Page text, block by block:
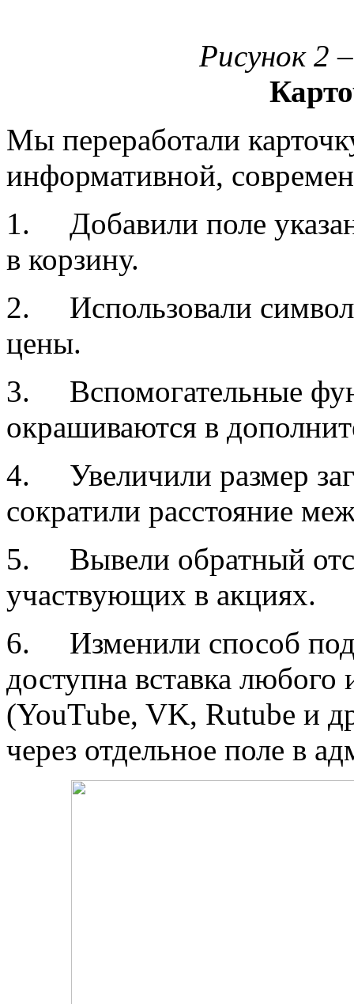
Рисунок 2
Мы переработали
информативной,
1. Добавили поле
в корзину.
2. Использовали символ
цены.
3. Вспомогательные
окрашиваются в
4. Увеличили размер
сократили расстояние
5. Вывели обратный
участвующих в акциях.
6. Изменили способ
доступна вставка любого
(YouTube, VK, Rutube и
через отдельное поле в